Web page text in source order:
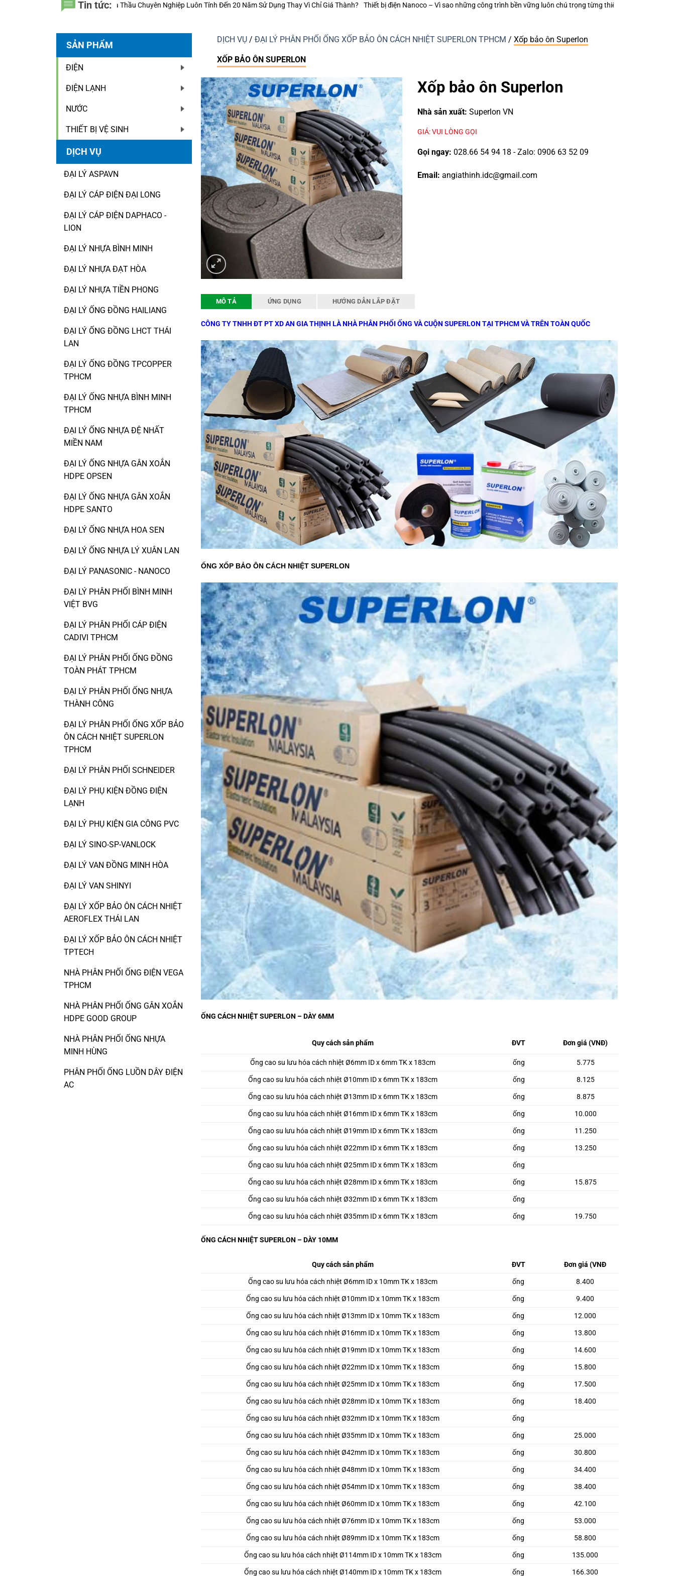
Tin tức:
Nghiệp Luôn Tính Đến 20 Năm Sử Dụng Thay Vì Chỉ Giá Thành? Thiết bị điện Nanoco – Vì sao những công trình bền vững luôn chú trọng từng thiết bị điện nhỏ? Keo Dán Bảo Ôn Superlon – Vì Sao Một
SẢN PHẨM
ĐIỆN
ĐIỆN LẠNH
NƯỚC
THIẾT BỊ VỆ SINH
DỊCH VỤ
ĐẠI LÝ ASPAVN
ĐẠI LÝ CÁP ĐIỆN ĐẠI LONG
ĐẠI LÝ CÁP ĐIỆN DAPHACO -
LION
ĐẠI LÝ NHỰA BÌNH MINH
ĐẠI LÝ NHỰA ĐẠT HÒA
ĐẠI LÝ NHỰA TIỀN PHONG
ĐẠI LÝ ỐNG ĐỒNG HAILIANG
ĐẠI LÝ ỐNG ĐỒNG LHCT THÁI
LAN
ĐẠI LÝ ỐNG ĐỒNG TPCOPPER
TPHCM
ĐẠI LÝ ỐNG NHỰA BÌNH MINH
TPHCM
ĐẠI LÝ ỐNG NHỰA ĐỆ NHẤT
MIỀN NAM
ĐẠI LÝ ỐNG NHỰA GÂN XOẮN
HDPE OPSEN
ĐẠI LÝ ỐNG NHỰA GÂN XOẮN
HDPE SANTO
ĐẠI LÝ ỐNG NHỰA HOA SEN
ĐẠI LÝ ỐNG NHỰA LÝ XUÂN LAN
ĐẠI LÝ PANASONIC - NANOCO
ĐẠI LÝ PHÂN PHỐI BÌNH MINH
VIỆT BVG
ĐẠI LÝ PHÂN PHỐI CÁP ĐIỆN
CADIVI TPHCM
ĐẠI LÝ PHÂN PHỐI ỐNG ĐỒNG
TOÀN PHÁT TPHCM
ĐẠI LÝ PHÂN PHỐI ỐNG NHỰA
THÀNH CÔNG
ĐẠI LÝ PHÂN PHỐI ỐNG XỐP BẢO
ÔN CÁCH NHIỆT SUPERLON
TPHCM
ĐẠI LÝ PHÂN PHỐI SCHNEIDER
ĐẠI LÝ PHỤ KIỆN ĐỒNG ĐIỆN
LẠNH
ĐẠI LÝ PHỤ KIỆN GIA CÔNG PVC
ĐẠI LÝ SINO-SP-VANLOCK
ĐẠI LÝ VAN ĐỒNG MINH HÒA
ĐẠI LÝ VAN SHINYI
ĐẠI LÝ XỐP BẢO ÔN CÁCH NHIỆT
AEROFLEX THÁI LAN
ĐẠI LÝ XỐP BẢO ÔN CÁCH NHIỆT
TPTECH
NHÀ PHÂN PHỐI ỐNG ĐIỆN VEGA
TPHCM
NHÀ PHÂN PHỐI ỐNG GÂN XOẮN
HDPE GOOD GROUP
NHÀ PHÂN PHỐI ỐNG NHỰA
MINH HÙNG
PHÂN PHỐI ỐNG LUỒN DÂY ĐIỆN
AC
DỊCH VỤ / ĐẠI LÝ PHÂN PHỐI ỐNG XỐP BẢO ÔN CÁCH NHIỆT SUPERLON TPHCM / Xốp bảo ôn Superlon
XỐP BẢO ÔN SUPERLON
Xốp bảo ôn Superlon
Nhà sản xuất: Superlon VN
GIÁ: VUI LÒNG GỌI
Gọi ngay: 028.66 54 94 18 - Zalo: 0906 63 52 09
Email: angiathinh.idc@gmail.com
MÔ TẢ ỨNG DỤNG HƯỚNG DẪN LẮP ĐẶT
CÔNG TY TNHH ĐT PT XD AN GIA THỊNH LÀ NHÀ PHÂN PHỐI ỐNG VÀ CUỘN SUPERLON TẠI TPHCM VÀ TRÊN TOÀN QUỐC
ỐNG XỐP BẢO ÔN CÁCH NHIỆT SUPERLON
ỐNG CÁCH NHIỆT SUPERLON – DÀY 6MM
Quy cách sản phẩm ĐVT Đơn giá (VNĐ)
Ống cao su lưu hóa cách nhiệt Ø6mm ID x 6mm TK x 183cm ống 5.775
Ống cao su lưu hóa cách nhiệt Ø10mm ID x 6mm TK x 183cm ống 8.125
Ống cao su lưu hóa cách nhiệt Ø13mm ID x 6mm TK x 183cm ống 8.875
Ống cao su lưu hóa cách nhiệt Ø16mm ID x 6mm TK x 183cm ống 10.000
Ống cao su lưu hóa cách nhiệt Ø19mm ID x 6mm TK x 183cm ống 11.250
Ống cao su lưu hóa cách nhiệt Ø22mm ID x 6mm TK x 183cm ống 13.250
Ống cao su lưu hóa cách nhiệt Ø25mm ID x 6mm TK x 183cm ống
Ống cao su lưu hóa cách nhiệt Ø28mm ID x 6mm TK x 183cm ống 15.875
Ống cao su lưu hóa cách nhiệt Ø32mm ID x 6mm TK x 183cm ống
Ống cao su lưu hóa cách nhiệt Ø35mm ID x 6mm TK x 183cm ống 19.750
ỐNG CÁCH NHIỆT SUPERLON – DÀY 10MM
Quy cách sản phẩm ĐVT Đơn giá (VNĐ
Ống cao su lưu hóa cách nhiệt Ø6mm ID x 10mm TK x 183cm ống 8.400
Ống cao su lưu hóa cách nhiệt Ø10mm ID x 10mm TK x 183cm ống 9.400
Ống cao su lưu hóa cách nhiệt Ø13mm ID x 10mm TK x 183cm ống 12.000
Ống cao su lưu hóa cách nhiệt Ø16mm ID x 10mm TK x 183cm ống 13.800
Ống cao su lưu hóa cách nhiệt Ø19mm ID x 10mm TK x 183cm ống 14.600
Ống cao su lưu hóa cách nhiệt Ø22mm ID x 10mm TK x 183cm ống 15.800
Ống cao su lưu hóa cách nhiệt Ø25mm ID x 10mm TK x 183cm ống 17.500
Ống cao su lưu hóa cách nhiệt Ø28mm ID x 10mm TK x 183cm ống 18.400
Ống cao su lưu hóa cách nhiệt Ø32mm ID x 10mm TK x 183cm ống
Ống cao su lưu hóa cách nhiệt Ø35mm ID x 10mm TK x 183cm ống 25.000
Ống cao su lưu hóa cách nhiệt Ø42mm ID x 10mm TK x 183cm ống 30.800
Ống cao su lưu hóa cách nhiệt Ø48mm ID x 10mm TK x 183cm ống 34.400
Ống cao su lưu hóa cách nhiệt Ø54mm ID x 10mm TK x 183cm ống 38.400
Ống cao su lưu hóa cách nhiệt Ø60mm ID x 10mm TK x 183cm ống 42.100
Ống cao su lưu hóa cách nhiệt Ø76mm ID x 10mm TK x 183cm ống 53.000
Ống cao su lưu hóa cách nhiệt Ø89mm ID x 10mm TK x 183cm ống 58.800
Ống cao su lưu hóa cách nhiệt Ø114mm ID x 10mm TK x 183cm ống 135.000
Ống cao su lưu hóa cách nhiệt Ø140mm ID x 10mm TK x 183cm ống 166.300